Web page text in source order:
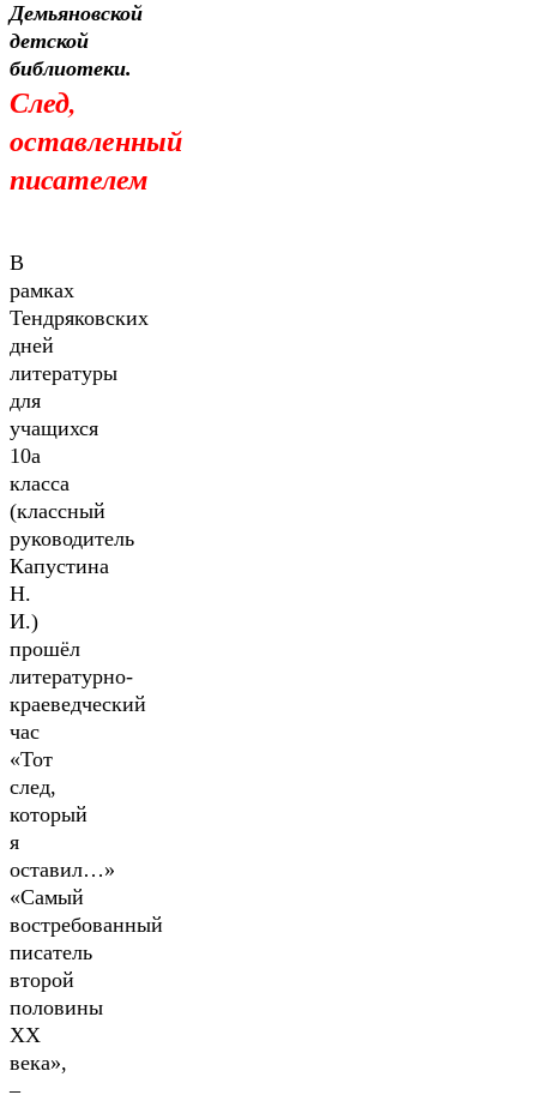
Демьяновской
детской
библиотеки.
След,
оставленный
писателем
В
рамках
Тендряковских
дней
литературы
для
учащихся
10а
класса
(классный
руководитель
Капустина
Н.
И.)
прошёл
литературно-
краеведческий
час
«Тот
след,
который
я
оставил…»
«Самый
востребованный
писатель
второй
половины
XX
века»,